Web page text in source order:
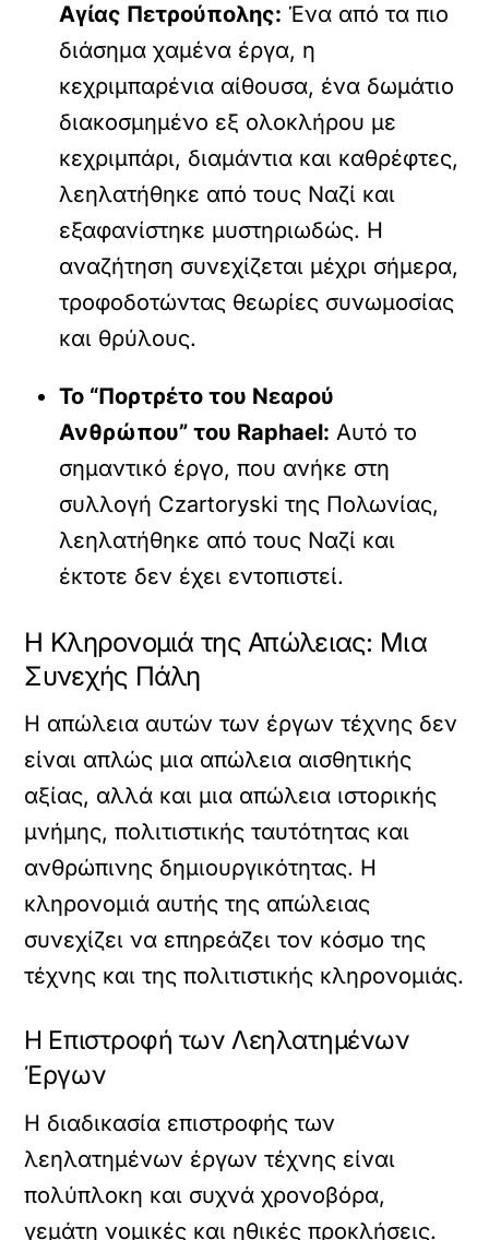
Αγίας Πετρούπολης: Ένα από τα πιο
διάσημα χαμένα έργα, η
κεχριμπαρένια αίθουσα, ένα δωμάτιο
διακοσμημένο εξ ολοκλήρου με
κεχριμπάρι, διαμάντια και καθρέφτες,
λεηλατήθηκε από τους Ναζί και
εξαφανίστηκε μυστηριωδώς. Η
αναζήτηση συνεχίζεται μέχρι σήμερα,
τροφοδοτώντας θεωρίες συνωμοσίας
και θρύλους.
Το “Πορτρέτο του Νεαρού
Ανθρώπου” του Raphael: Αυτό το
σημαντικό έργο, που ανήκε στη
συλλογή Czartoryski της Πολωνίας,
λεηλατήθηκε από τους Ναζί και
έκτοτε δεν έχει εντοπιστεί.
Η Κληρονομιά της Απώλειας: Μια
Συνεχής Πάλη
Η απώλεια αυτών των έργων τέχνης δεν
είναι απλώς μια απώλεια αισθητικής
αξίας, αλλά και μια απώλεια ιστορικής
μνήμης, πολιτιστικής ταυτότητας και
ανθρώπινης δημιουργικότητας. Η
κληρονομιά αυτής της απώλειας
συνεχίζει να επηρεάζει τον κόσμο της
τέχνης και της πολιτιστικής κληρονομιάς.
Η Επιστροφή των Λεηλατημένων
Έργων
Η διαδικασία επιστροφής των
λεηλατημένων έργων τέχνης είναι
πολύπλοκη και συχνά χρονοβόρα,
γεμάτη νομικές και ηθικές προκλήσεις.